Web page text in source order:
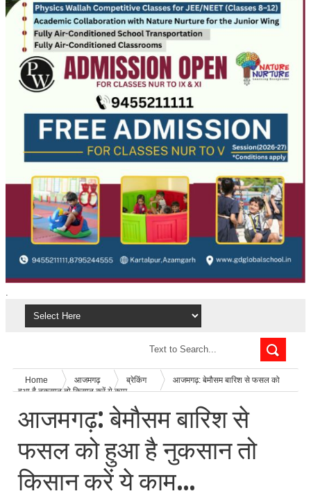
.
Home आजमगढ़ ब्रेकिंग
आजमगढ़: बेमौसम बारिश से फसल को
हुआ है नुकसान तो किसान करें ये काम...
आजमगढ़: बेमौसम बारिश से
फसल को हुआ है नुकसान तो
किसान करें ये काम...